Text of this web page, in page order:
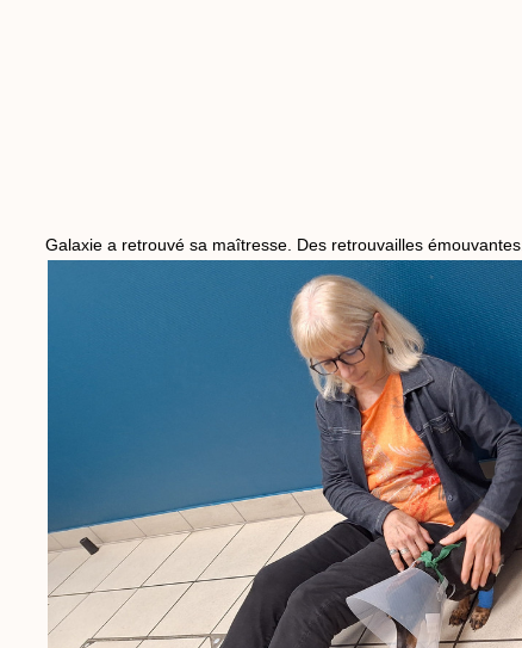
Galaxie a retrouvé sa maîtresse. Des retrouvailles émouvantes.